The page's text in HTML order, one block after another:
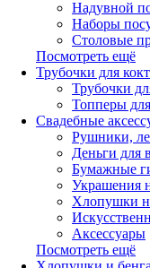
Надувной
Наборы
Столовые
Посмотреть ещё
Трубочки для
Трубочки
Топперы
Свадебные
Рушники,
Деньги для
Бумажные
Украшения
Хлопушки
Аксессуары
Посмотреть ещё